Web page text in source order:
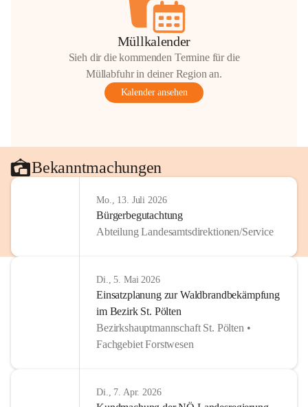
Müllkalender
Sieh dir die kommenden Termine für die
Müllabfuhr in deiner Region an.
Kalender ansehen
Bekanntmachungen
Mo., 13. Juli 2026
Bürgerbegutachtung
Abteilung Landesamtsdirektionen/Service
Di., 5. Mai 2026
Einsatzplanung zur Waldbrandbekämpfung
im Bezirk St. Pölten
Bezirkshauptmannschaft St. Pölten •
Fachgebiet Forstwesen
Di., 7. Apr. 2026